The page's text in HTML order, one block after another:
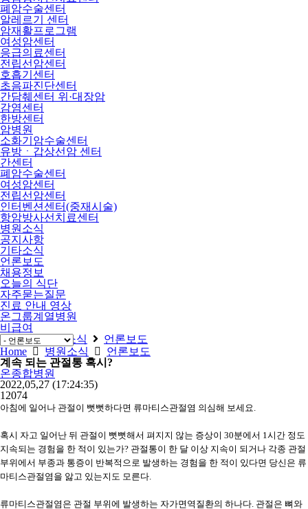
폐암수술센터
알레르기 센터
암재활프로그램
여성암센터
응급의료센터
전립선암센터
호흡기센터
초음파진단센터
간담췌센터 위·대장암
감염센터
한방센터
암병원
소화기암수술센터
유방ㆍ갑상선암 센터
간센터
폐암수술센터
여성암센터
전립선암센터
인터벤션센터(중재시술)
항암방사선치료센터
병원소식
공지사항
기타소식
언론보도
채용정보
오늘의 식단
자주묻는질문
진료 안내 영상
온그룹계열병원
비급여
Home
병원소식
언론보도
Home
병원소식
언론보도
계속 되는 관절통 혹시?
온종합병원
2022,05,27 (17:24:35)
12074
아침에 일어나 관절이 뻣뻣하다면 류마티스관절염 의심해 보세요.
혹시 자고 일어난 뒤 관절이 뻣뻣해서 펴지지 않는 증상이 30분에서 1시간 정도
지속되는 경험을 한 적이 있는가? 관절통이 한 달 이상 지속이 되거나 각종 관절
부위에서 부종과 통증이 반복적으로 발생하는 경험을 한 적이 있다면 당신은 류
마티스관절염을 앓고 있는지도 모른다.
류마티스관절염은 관절 부위에 발생하는 자가면역질환의 하나다. 관절은 뼈와